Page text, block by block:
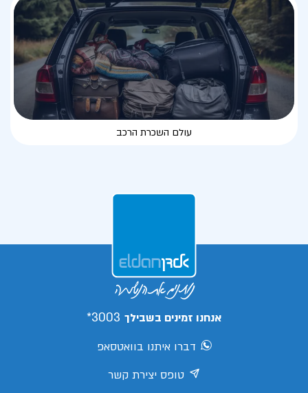
עולם השכרת הרכב
אנחנו זמינים בשבילך 3003*
דברו איתנו בוואטסאפ
טופס יצירת קשר